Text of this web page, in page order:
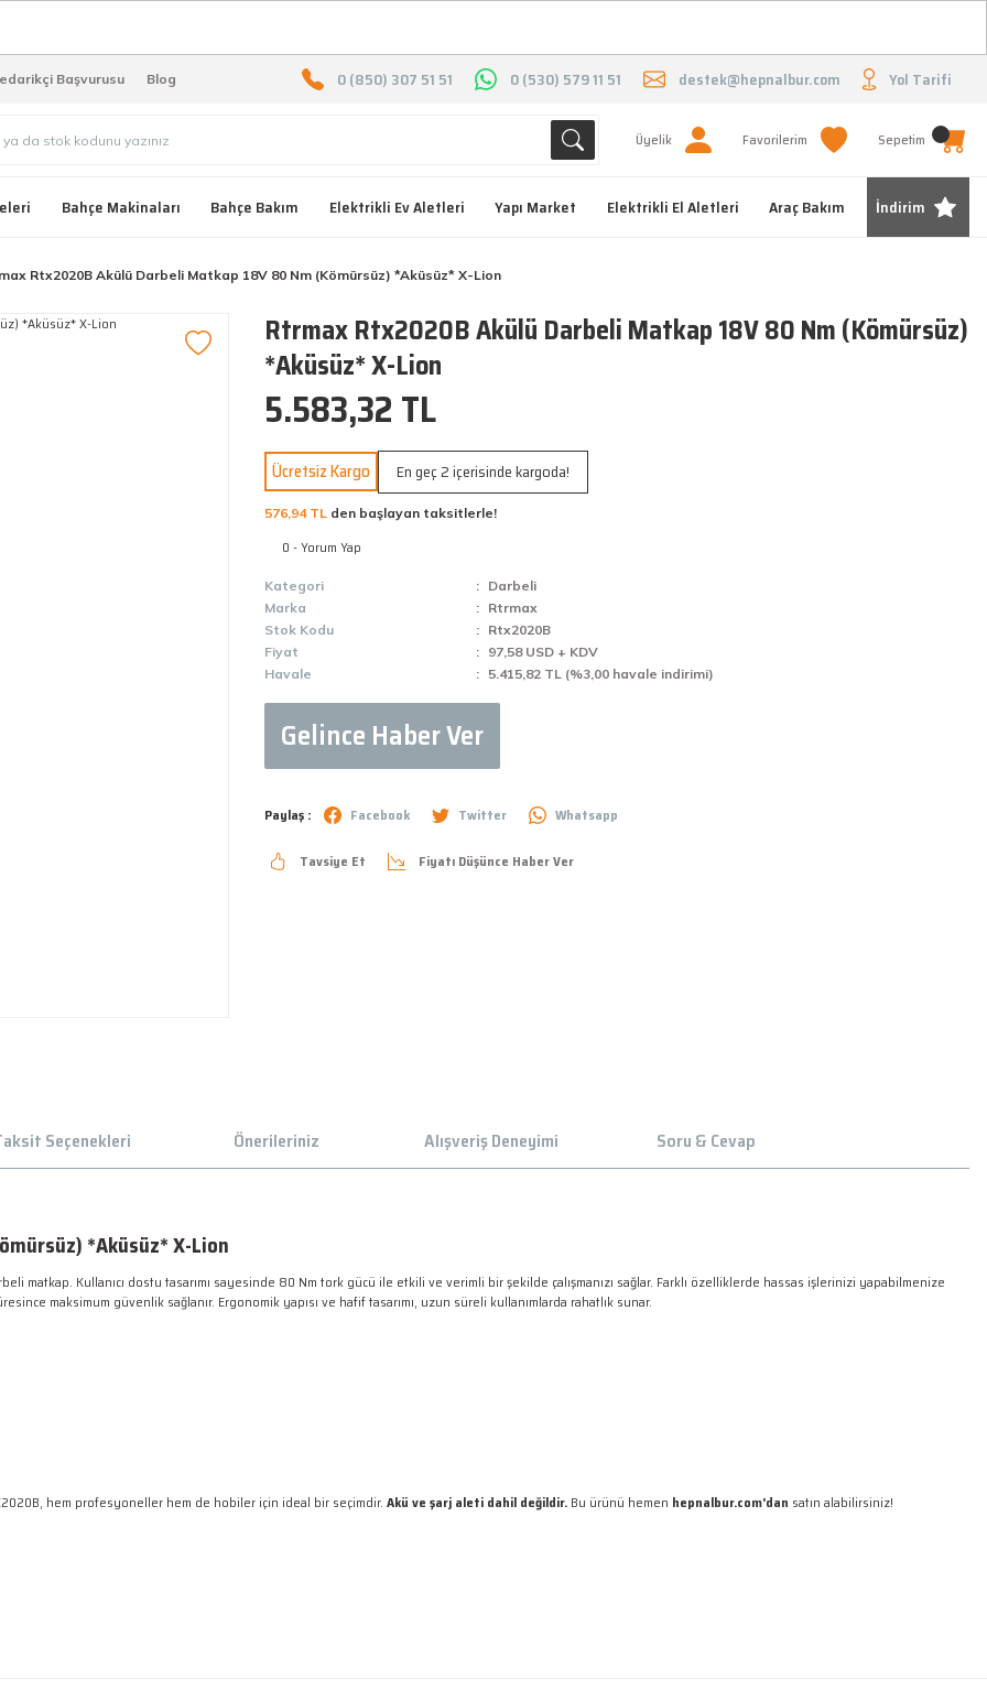
Başvurusu Blog 0 (850) 307 51 51 0 (530) 579 11 51 destek@hepnalbur.com Yol Tarifi
Üyelik Favorilerim Sepetim
Bahçe Makinaları Bahçe Bakım Elektrikli Ev Aletleri Yapı Market Elektrikli El Aletleri Araç Bakım İndirim
Rtx2020B Akülü Darbeli Matkap 18V 80 Nm (Kömürsüz) *Aküsüz* X-Lion
Rtrmax Rtx2020B Akülü Darbeli Matkap 18V 80 Nm (Kömürsüz)
*Aküsüz* X-Lion
5.583,32 TL
Ücretsiz Kargo En geç 2 içerisinde kargoda!
576,94 TL den başlayan taksitlerle!
0 - Yorum Yap
Kategori
Darbeli
Marka
Rtrmax
Stok Kodu
Rtx2020B
Fiyat
97,58 USD + KDV
Havale
5.415,82 TL (%3,00 havale indirimi)
Gelince Haber Ver
Paylaş : Facebook Twitter Whatsapp
Tavsiye Et Fiyatı Düşünce Haber Ver
Seçenekleri Önerileriniz Alışveriş Deneyimi Soru & Cevap
*Aküsüz* X-Lion
matkap. Kullanıcı dostu tasarımı sayesinde 80 Nm tork gücü ile etkili ve verimli bir şekilde çalışmanızı sağlar. Farklı özelliklerde hassas işlerinizi yapabilmenize
maksimum güvenlik sağlanır. Ergonomik yapısı ve hafif tasarımı, uzun süreli kullanımlarda rahatlık sunar.
hem profesyoneller hem de hobiler için ideal bir seçimdir. Akü ve şarj aleti dahil değildir. Bu ürünü hemen hepnalbur.com'dan satın alabilirsiniz!